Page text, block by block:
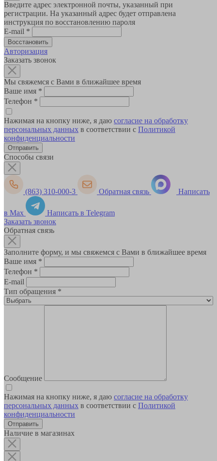
Введите адрес электронной почты, указанный при
регистрации. На указанный адрес будет отправлена
инструкция по восстановлению пароля
E-mail *
Авторизация
Заказать звонок
Мы свяжемся с Вами в ближайшее время
Ваше имя *
Телефон *
Нажимая на кнопку ниже, я даю согласие на обработку
персональных данных в соответствии с Политикой
конфиденциальности
Способы связи
(863) 310-000-3 Обратная связь Написать
в Max
Написать в Telegram
Заказать звонок
Обратная связь
Заполните форму, и мы свяжемся с Вами в ближайшее время
Ваше имя *
Телефон *
E-mail
Тип обращения *
Сообщение
Нажимая на кнопку ниже, я даю согласие на обработку
персональных данных в соответствии с Политикой
конфиденциальности
Наличие в магазинах